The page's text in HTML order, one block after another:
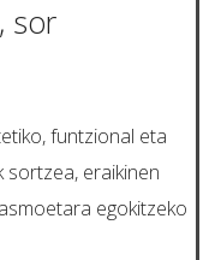
sor
funtzional eta
eraikinen
egokitzeko